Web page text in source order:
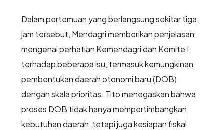
Dalam pertemuan yang berlangsung sekitar tiga
jam tersebut, Mendagri memberikan penjelasan
mengenai perhatian Kemendagri dan Komite I
terhadap beberapa isu, termasuk kemungkinan
pembentukan daerah otonomi baru (DOB)
dengan skala prioritas. Tito menegaskan bahwa
proses DOB tidak hanya mempertimbangkan
kebutuhan daerah, tetapi juga kesiapan fiskal